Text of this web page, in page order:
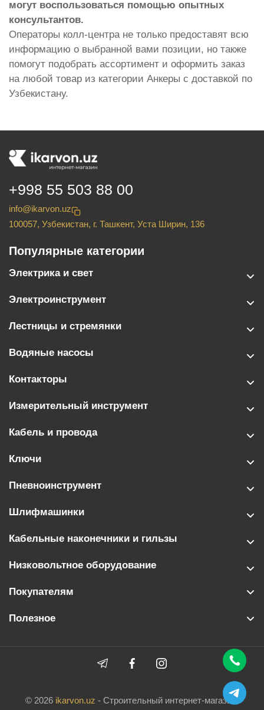
могут воспользоваться помощью опытных
консультантов.
Операторы колл-центра не только предоставят всю
информацию о выбранной вами позиции, но также
помогут подобрать ассортимент и оформить заказ
на любой товар из категории Анкеры с доставкой по
Узбекистану.
+998 55 503 88 00
info@ikarvon.uz
100057, Узбекистан, г. Ташкент, Уста Ширин, 136
Популярные категории
Электрика и свет
Электроинструмент
Лестницы и стремянки
Водяные насосы
Контакторы
Измерительный инструмент
Кабель и провода
Ключи
Пневноинструмент
Шлифмашинки
Кабельные наконечники и гильзы
Низковольтное оборудование
Покупателям
Полезное
© 2026 ikarvon.uz - Строительный интернет-магазин.